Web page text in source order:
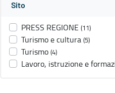
Sito
PRESS REGIONE (11)
Turismo e cultura (5)
Turismo (4)
Lavoro, istruzione e